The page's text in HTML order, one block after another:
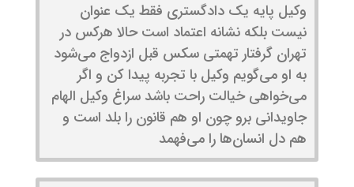
وکیل پایه یک دادگستری فقط یک عنوان
نیست بلکه نشانه اعتماد است حالا هرکس در
تهران گرفتار تهمتی سکس قبل ازدواج می‌شود
به او می‌گویم وکیل با تجربه پیدا کن و اگر
می‌خواهی خیالت راحت باشد سراغ وکیل الهام
جاویدانی برو چون او هم قانون را بلد است و
هم دل انسان‌ها را می‌فهمد